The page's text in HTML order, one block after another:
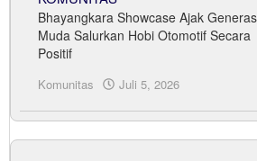
Bhayangkara Showcase Ajak
Muda Salurkan Hobi Otomotif Secara
Positif
Komunitas Juli 5, 2026